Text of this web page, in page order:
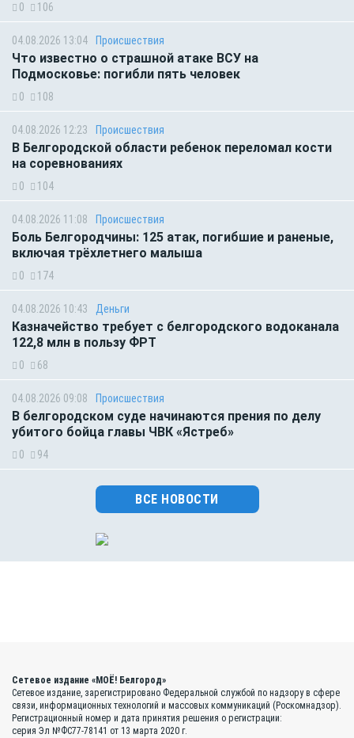
0 106
04.08.2026 13:04 Происшествия
Что известно о страшной атаке ВСУ на
Подмосковье: погибли пять человек
0 108
04.08.2026 12:23 Происшествия
В Белгородской области ребенок переломал кости
на соревнованиях
0 104
04.08.2026 11:08 Происшествия
Боль Белгородчины: 125 атак, погибшие и раненые,
включая трёхлетнего малыша
0 174
04.08.2026 10:43 Деньги
Казначейство требует с белгородского водоканала
122,8 млн в пользу ФРТ
0 68
04.08.2026 09:08 Происшествия
В белгородском суде начинаются прения по делу
убитого бойца главы ЧВК «Ястреб»
0 94
ВСЕ НОВОСТИ
Сетевое издание «МОЁ! Белгород»
Сетевое издание, зарегистрировано Федеральной службой по надзору в сфере
связи, информационных технологий и массовых коммуникаций (Роскомнадзор).
Регистрационный номер и дата принятия решения о регистрации:
серия Эл №ФС77-78141 от 13 марта 2020 г.